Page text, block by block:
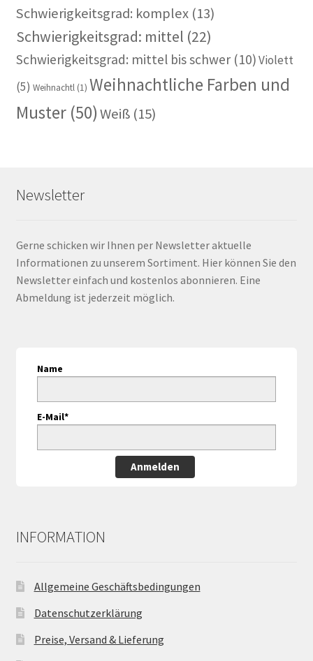
Schwierigkeitsgrad: komplex(13)
Schwierigkeitsgrad: mittel (22)
Schwierigkeitsgrad: mittel bis schwer(10)Violett
(5) Weihnachtl(1) Weihnachtliche Farben und
Muster(50)Weiß(15)
Newsletter
Gerne schicken wir Ihnen per Newsletter aktuelle
Informationen zu unserem Sortiment. Hier können Sie den
Newsletter einfach und kostenlos abonnieren. Eine
Abmeldung ist jederzeit möglich.
Name
E-Mail*
Anmelden
INFORMATION
Allgemeine Geschäftsbedingungen
Datenschutzerklärung
Preise, Versand & Lieferung